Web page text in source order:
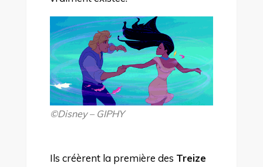
©Disney – GIPHY
Ils créèrent la première des Treize